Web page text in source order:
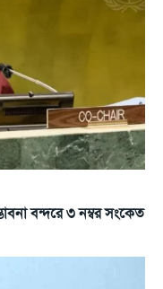
বন্দরে ৩ নম্বর সংকেত